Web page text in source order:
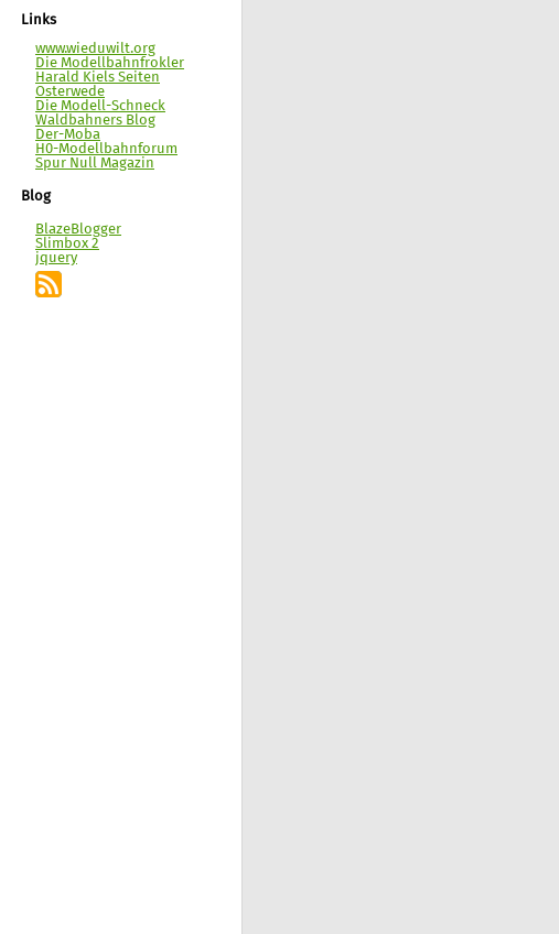
Links
www.wieduwilt.org
Die Modellbahnfrokler
Harald Kiels Seiten
Osterwede
Die Modell-Schneck
Waldbahners Blog
Der-Moba
H0-Modellbahnforum
Spur Null Magazin
Blog
BlazeBlogger
Slimbox 2
jquery